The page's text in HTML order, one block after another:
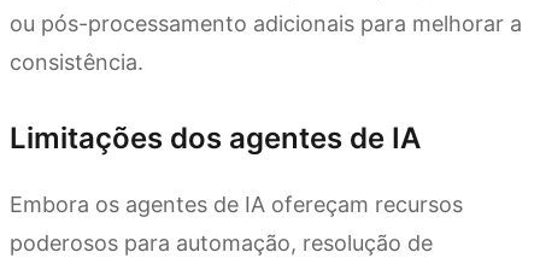
ou pós-processamento adicionais para melhorar a
consistência.
Limitações dos agentes de IA
Embora os agentes de IA ofereçam recursos
poderosos para automação, resolução de